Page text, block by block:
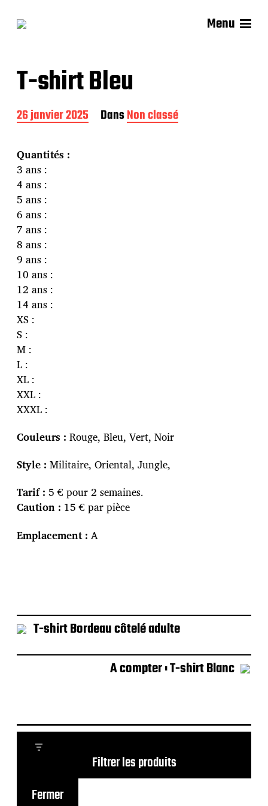
Menu
T-shirt Bleu
D
a
e
d
e
p
u
b
l
i
c
a
t
i
o
n
26 janvier 2025 DansNon classé
Quantités :
3 ans :
4 ans :
5 ans :
6 ans :
7 ans :
8 ans :
9 ans :
10 ans :
12 ans :
14 ans :
XS :
S :
M :
L :
XL :
XXL :
XXXL :
Couleurs : Rouge, Bleu, Vert, Noir
Style : Militaire, Oriental, Jungle,
Tarif : 5 € pour 2 semaines.
Caution : 15 € par pièce
Emplacement : A
T-shirt Bordeau côtelé adulte
A compter : T-shirt Blanc
Filtrer les produits
Fermer